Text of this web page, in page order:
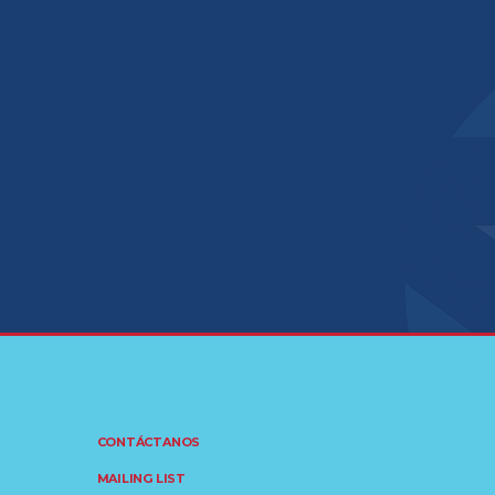
CONTÁCTANOS
MAILING LIST